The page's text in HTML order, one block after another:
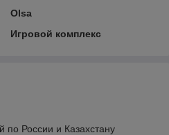
Olsa
Игровой комплекс
по России и Казахстану